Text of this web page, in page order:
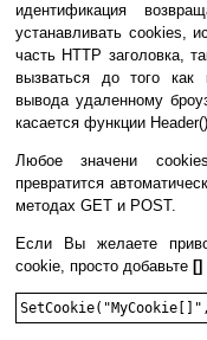
идентификация
устанавливать cookies,
часть HTTP заголовка,
вызваться до того как
вывода удаленному
касается функции
Любое значени
превратится
методах GET и POST.
Если Вы желаете
cookie, просто добавьте []